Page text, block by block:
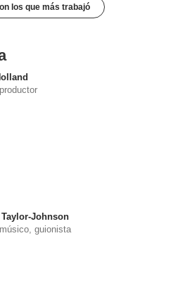
los que más trabajó
Johnson
guionista